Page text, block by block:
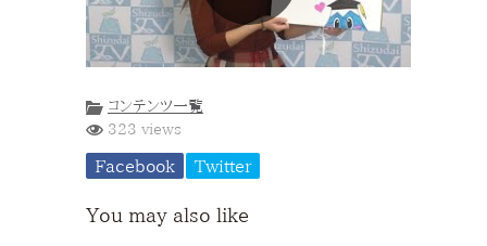
コンテンツ一覧
323 views
Facebook Twitter
You may also like